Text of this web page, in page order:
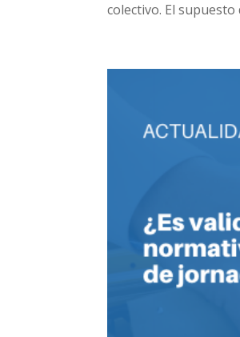
colectivo. El supuesto